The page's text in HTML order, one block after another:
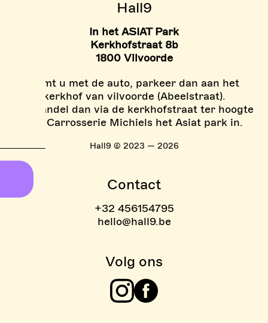
> TARIEVEN BOULDER
Hall9
In het ASIAT Park
Kerkhofstraat 8b
1800 Vilvoorde
Komt u met de auto, parkeer dan aan het
kerkhof van vilvoorde (Abeelstraat).
En wandel dan via de kerkhofstraat ter hoogte
van Carrosserie Michiels het Asiat park in.
Hall9 © 2023 — 2026
Contact
+32 456154795
hello@hall9.be
Volg ons